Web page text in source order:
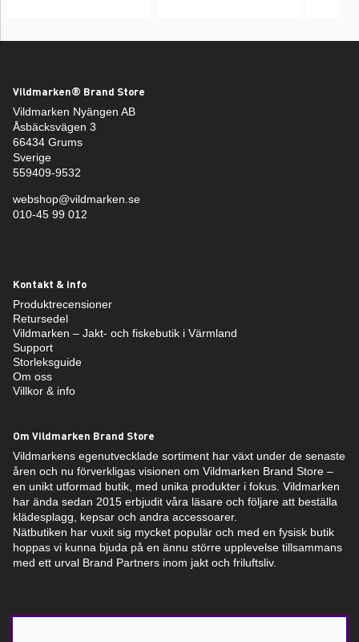
Vildmarken® Brand Store
Vildmarken Nyängen AB
Åsbäcksvägen 3
66434 Grums
Sverige
559409-9532
webshop@vildmarken.se
010-45 99 012
Kontakt & info
Produktrecensioner
Retursedel
Vildmarken – Jakt- och fiskebutik i Värmland
Support
Storleksguide
Om oss
Villkor & info
Om Vildmarken Brand Store
Vildmarkens egenutvecklade sortiment har växt under de senaste
åren och nu förverkligas visionen om Vildmarken Brand Store –
en unikt utformad butik, med unika produkter i fokus. Vildmarken
har ända sedan 2015 erbjudit våra läsare och följare att beställa
klädesplagg, kepsar och andra accessoarer.
Nätbutiken har vuxit sig mycket populär och med en fysisk butik
hoppas vi kunna bjuda på en ännu större upplevelse tillsammans
med ett urval Brand Partners inom jakt och friluftsliv.